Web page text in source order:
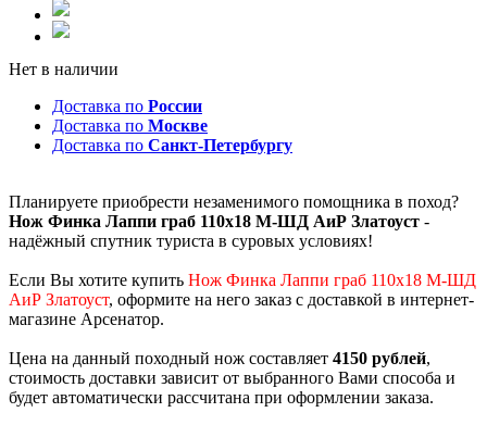
Нет в наличии
Доставка по России
Доставка по Москве
Доставка по Санкт-Петербургу
Планируете приобрести незаменимого помощника в поход?
Нож Финка Лаппи граб 110х18 М-ШД АиР Златоуст -
надёжный спутник туриста в суровых условиях!
Если Вы хотите купить Нож Финка Лаппи граб 110х18 М-ШД
АиР Златоуст, оформите на него заказ с доставкой в интернет-
магазине Арсенатор.
Цена на данный походный нож составляет 4150 рублей,
стоимость доставки зависит от выбранного Вами способа и
будет автоматически рассчитана при оформлении заказа.